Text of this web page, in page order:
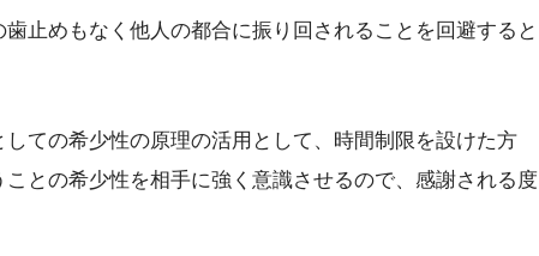
止めもなく他人の都合に振り回されることを回避すると
ての希少性の原理の活用として、時間制限を設けた方
との希少性を相手に強く意識させるので、感謝される度